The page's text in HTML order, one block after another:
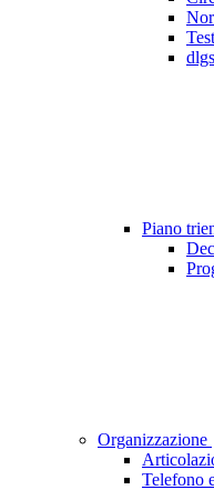
Piano
Organizzazione
Telefono